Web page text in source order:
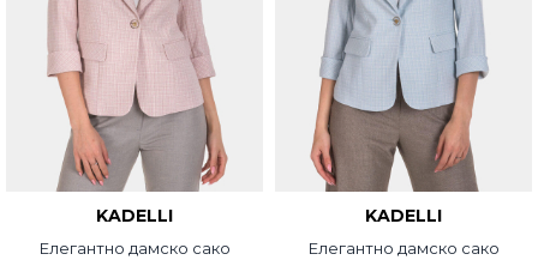
KADELLI
Елегантно дамско сако
KADELLI
Елегантно дамско сако